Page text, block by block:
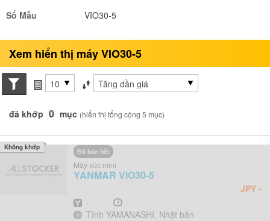
Số Mẫu
VIO30-5
Xem hiển thị máy VIO30-5
Search conditions
các mục mỗi trang
Sắp xếp theo
đã khớp 0 mục (hiển thị tổng cộng 5 mục)
Đã bán hết
Máy xúc mini
YANMAR VIO30-5
JPY-
Năm
- Giờ
-
Địa điểm
Tỉnh YAMANASHI, Nhật bản
Không khớp